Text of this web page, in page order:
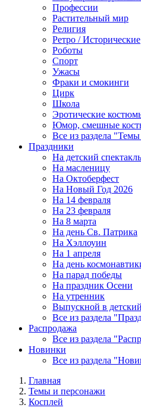
Профессии
Растительный мир
Религия
Ретро / Исторические
Роботы
Спорт
Ужасы
Фраки и смокинги
Цирк
Школа
Эротические
Юмор, смешные
Все из раздела
Праздники
На детский спектакль
На масленицу
На Октоберфест
На Новый Год 2026
На 14 февраля
На 23 февраля
На 8 марта
На день Св. Патрика
На Хэллоуин
На 1 апреля
На день
На парад победы
На праздник Осени
На утренник
Выпускной в
Все из раздела
Распродажа
Все из раздела
Новинки
Все из раздела
Главная
Темы и персонажи
Косплей